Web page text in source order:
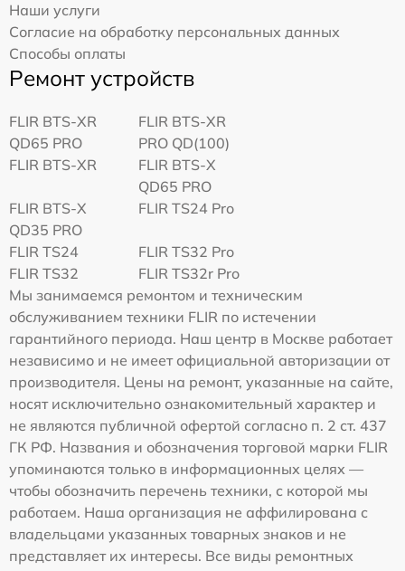
Наши услуги
Согласие на обработку персональных данных
Способы оплаты
Ремонт устройств
FLIR BTS-XR
QD65 PRO
FLIR BTS-XR
PRO QD(100)
FLIR BTS-XR
FLIR BTS-X
QD65 PRO
FLIR BTS-X
QD35 PRO
FLIR TS24 Pro
FLIR TS24
FLIR TS32 Pro
FLIR TS32
FLIR TS32r Pro
Мы занимаемся ремонтом и техническим
обслуживанием техники FLIR по истечении
гарантийного периода. Наш центр в Москве работает
независимо и не имеет официальной авторизации от
производителя. Цены на ремонт, указанные на сайте,
носят исключительно ознакомительный характер и
не являются публичной офертой согласно п. 2 ст. 437
ГК РФ. Названия и обозначения торговой марки FLIR
упоминаются только в информационных целях —
чтобы обозначить перечень техники, с которой мы
работаем. Наша организация не аффилирована с
владельцами указанных товарных знаков и не
представляет их интересы. Все виды ремонтных